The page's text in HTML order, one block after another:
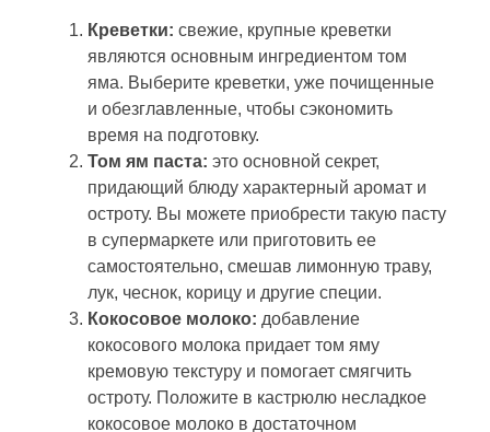
Креветки: свежие, крупные креветки
являются основным ингредиентом том
яма. Выберите креветки, уже почищенные
и обезглавленные, чтобы сэкономить
время на подготовку.
Том ям паста: это основной секрет,
придающий блюду характерный аромат и
остроту. Вы можете приобрести такую пасту
в супермаркете или приготовить ее
самостоятельно, смешав лимонную траву,
лук, чеснок, корицу и другие специи.
Кокосовое молоко: добавление
кокосового молока придает том яму
кремовую текстуру и помогает смягчить
остроту. Положите в кастрюлю несладкое
кокосовое молоко в достаточном